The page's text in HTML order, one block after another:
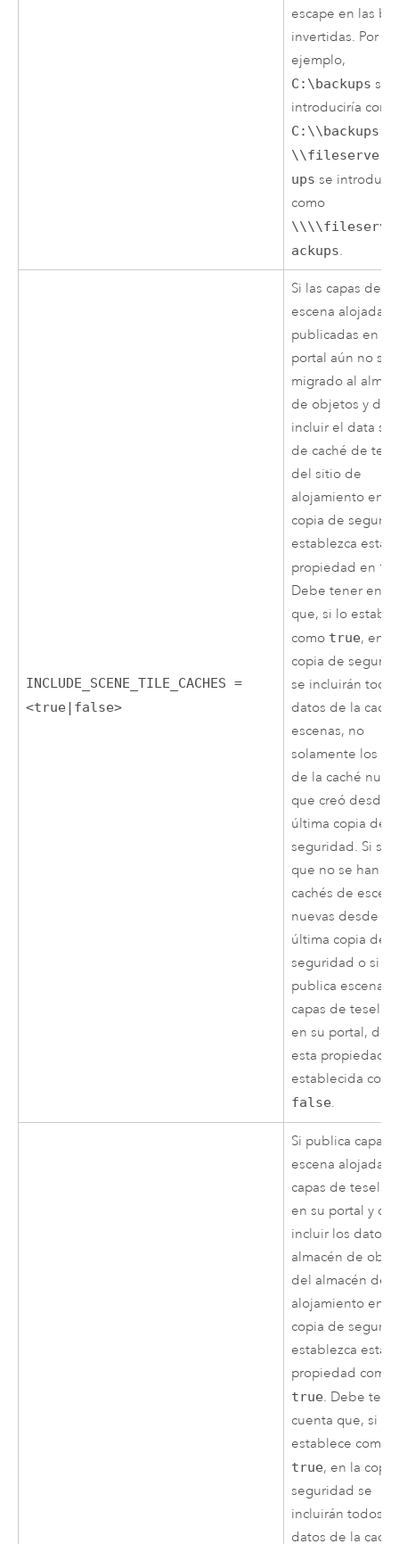
escape en las
invertidas. Por
ejemplo,
C:\backups se
introduciría como
C:\\backups
ups se
como
ackups.
INCLUDE_SCENE_TILE_CACHES =
<true|false>
Si las capas de
escena alojadas
publicadas en su
portal aún no se
migrado al
de objetos y
incluir el data
de caché de
del sitio de
alojamiento en la
copia de
establezca esta
propiedad en
Debe tener en
que, si lo
como true, en la
copia de
se incluirán
datos de la
escenas, no
solamente los
de la caché
que creó desde
última copia de
seguridad. Si
que no se han
cachés de
nuevas desde la
última copia de
seguridad o si no
publica escenas
capas de teselas
en su portal,
esta propiedad
establecida
false.
Si publica capas
escena alojadas
capas de teselas
en su portal y
incluir los datos
almacén de
del almacén de
alojamiento en la
copia de
establezca esta
propiedad como
true. Debe
cuenta que, si la
establece como
true, en la
seguridad se
incluirán todos
datos de la